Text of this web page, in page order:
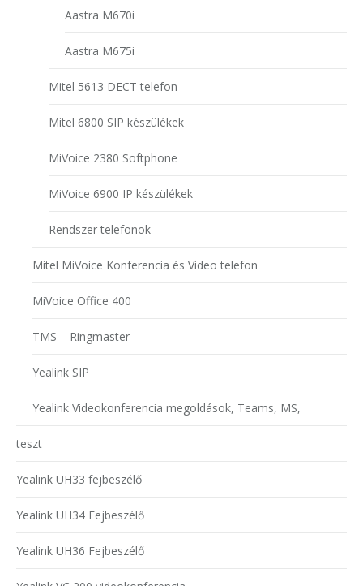
Aastra M670i
Aastra M675i
Mitel 5613 DECT telefon
Mitel 6800 SIP készülékek
MiVoice 2380 Softphone
MiVoice 6900 IP készülékek
Rendszer telefonok
Mitel MiVoice Konferencia és Video telefon
MiVoice Office 400
TMS – Ringmaster
Yealink SIP
Yealink Videokonferencia megoldások, Teams, MS,
teszt
Yealink UH33 fejbeszélő
Yealink UH34 Fejbeszélő
Yealink UH36 Fejbeszélő